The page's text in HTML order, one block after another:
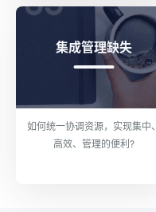
集成管理缺失
如何统一协调资源，实现集中、
高效、管理的便利?